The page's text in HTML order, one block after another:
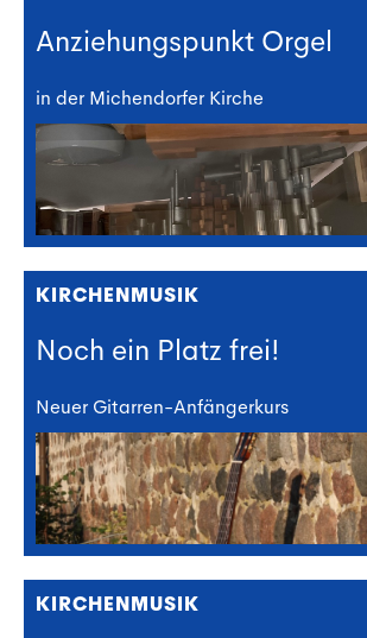
Anziehungspunkt Orgel
in der Michendorfer Kirche
KIRCHENMUSIK
Noch ein Platz frei!
Neuer Gitarren-Anfängerkurs
KIRCHENMUSIK